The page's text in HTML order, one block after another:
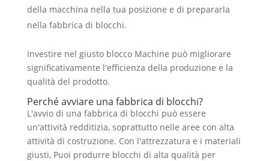
della macchina nella tua posizione e di prepararla
nella fabbrica di blocchi.
Investire nel giusto blocco Machine può migliorare
significativamente l'efficienza della produzione e la
qualità del prodotto.
Perché avviare una fabbrica di blocchi?
L'avvio di una fabbrica di blocchi può essere
un'attività redditizia, soprattutto nelle aree con alta
attività di costruzione. Con l'attrezzatura e i materiali
giusti, Puoi produrre blocchi di alta qualità per